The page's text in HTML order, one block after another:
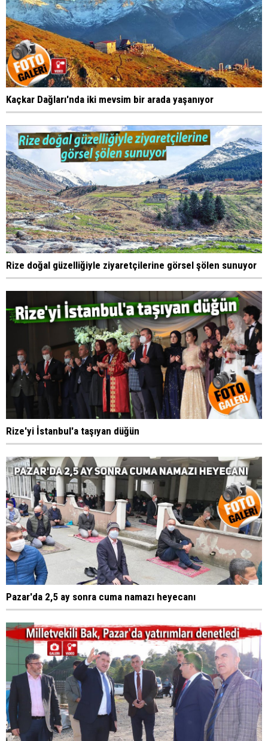
Kaçkar Dağları'nda iki mevsim bir arada yaşanıyor
Rize doğal güzelliğiyle ziyaretçilerine görsel şölen sunuyor
Rize'yi İstanbul'a taşıyan düğün
Pazar'da 2,5 ay sonra cuma namazı heyecanı